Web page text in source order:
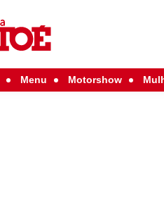
Menu Motorshow